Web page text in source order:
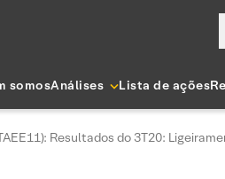
somosAnálises Lista de ações
Resultados do 3T20: